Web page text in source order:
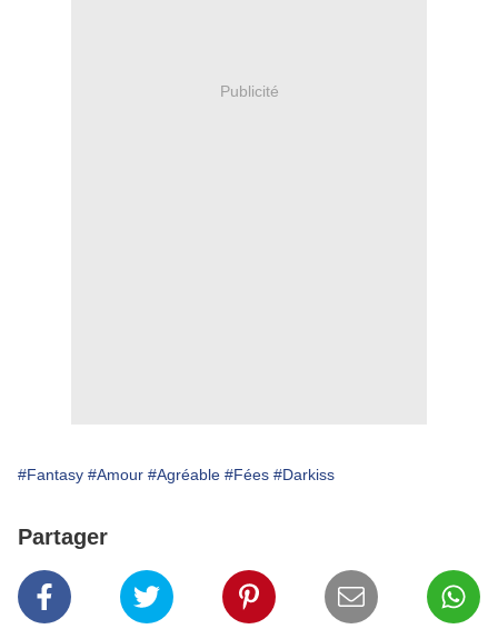
Publicité
#Fantasy #Amour #Agréable #Fées #Darkiss
Partager